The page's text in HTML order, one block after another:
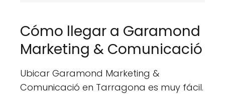
Cómo llegar a Garamond
Marketing & Comunicació
Ubicar Garamond Marketing &
Comunicació en Tarragona es muy fácil.